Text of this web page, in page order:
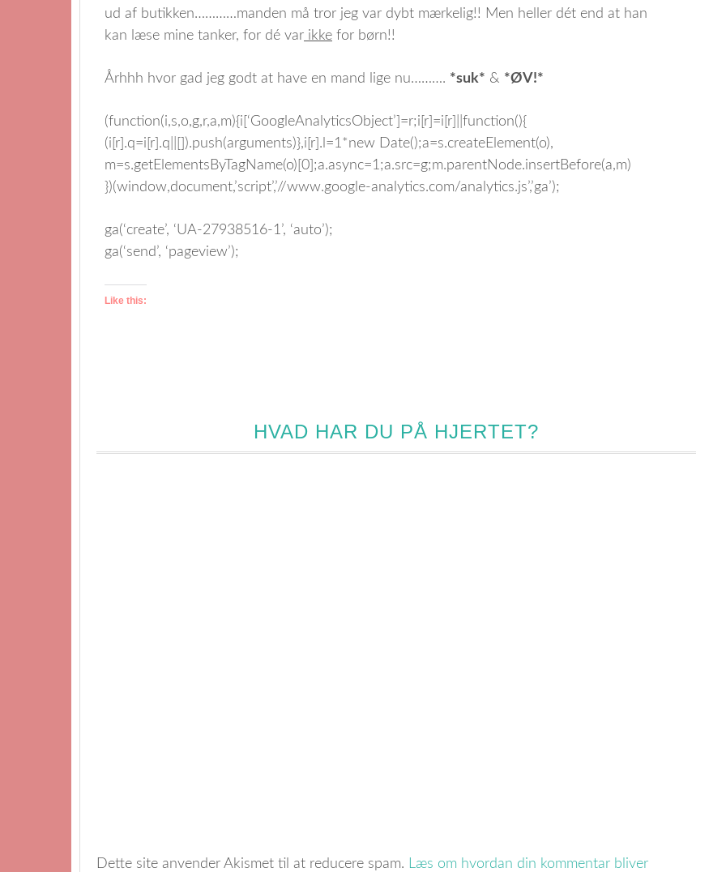
ud af butikken…………manden må tror jeg var dybt mærkelig!! Men heller dét end at han
kan læse mine tanker, for dé var ikke for børn!!
Århhh hvor gad jeg godt at have en mand lige nu………. *suk* & *ØV!*
(function(i,s,o,g,r,a,m){i[‘GoogleAnalyticsObject’]=r;i[r]=i[r]||function(){
(i[r].q=i[r].q||[]).push(arguments)},i[r].l=1*new Date();a=s.createElement(o),
m=s.getElementsByTagName(o)[0];a.async=1;a.src=g;m.parentNode.insertBefore(a,m)
})(window,document,’script’,’//www.google-analytics.com/analytics.js’,’ga’);
ga(‘create’, ‘UA-27938516-1’, ‘auto’);
ga(‘send’, ‘pageview’);
Like this:
HVAD HAR DU PÅ HJERTET?
Dette site anvender Akismet til at reducere spam. Læs om hvordan din kommentar bliver